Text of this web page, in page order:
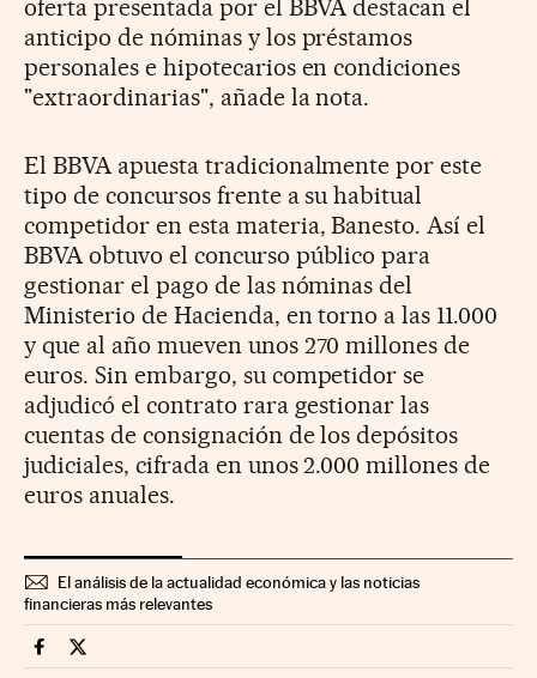
oferta presentada por el BBVA destacan el
anticipo de nóminas y los préstamos
personales e hipotecarios en condiciones
"extraordinarias", añade la nota.
El BBVA apuesta tradicionalmente por este
tipo de concursos frente a su habitual
competidor en esta materia, Banesto. Así el
BBVA obtuvo el concurso público para
gestionar el pago de las nóminas del
Ministerio de Hacienda, en torno a las 11.000
y que al año mueven unos 270 millones de
euros. Sin embargo, su competidor se
adjudicó el contrato rara gestionar las
cuentas de consignación de los depósitos
judiciales, cifrada en unos 2.000 millones de
euros anuales.
El análisis de la actualidad económica y las noticias
financieras más relevantes
Companias Cinco Días en Facebook
Companias Cinco Días en Twitter